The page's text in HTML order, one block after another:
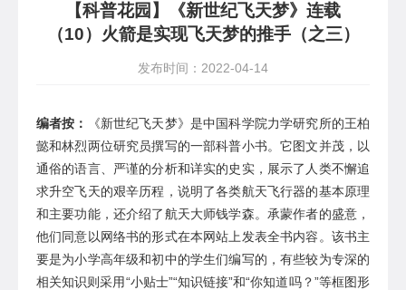
【科普花园】《新世纪飞天梦》连载
（10）火箭是实现飞天梦的推手（之三）
发布时间：2022-04-14
编者按：
《新世纪飞天梦》是中国科学院力学研究所的王柏
懿和林烈两位研究员撰写的一部科普小书。它图文并茂，以
通俗的语言、严谨的分析和详实的史实，展示了人类不懈追
求升空飞天的艰辛历程，说明了各类航天飞行器的基本原理
和主要功能，还介绍了航天大师钱学森。承蒙作者的盛意，
他们同意以网络书的形式在本网站上发表全书内容。该书主
要是为小学高年级和初中的学生们编写的，有些较为专深的
相关知识则采用“小贴士”“知识链接”和“你知道吗？”等框图形